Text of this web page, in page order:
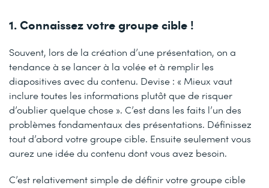
1. Connaissez votre groupe cible !
Souvent, lors de la création d’une présentation, on a
tendance à se lancer à la volée et à remplir les
diapositives avec du contenu. Devise : « Mieux vaut
inclure toutes les informations plutôt que de risquer
d’oublier quelque chose ». C’est dans les faits l’un des
problèmes fondamentaux des présentations. Définissez
tout d’abord votre groupe cible. Ensuite seulement vous
aurez une idée du contenu dont vous avez besoin.
C’est relativement simple de définir votre groupe cible